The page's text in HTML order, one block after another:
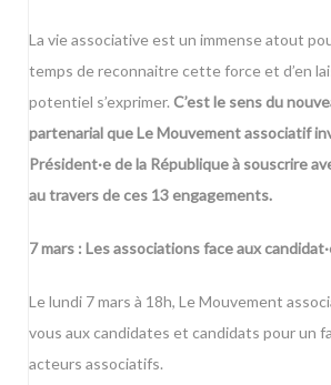
La vie associative est un immense atout
temps de reconnaitre cette force et d’en
potentiel s’exprimer. C’est le sens du
partenarial que Le Mouvement associatif
Président·e de la République à souscrire
au travers de ces 13 engagements.
7 mars : Les associations face aux candidat·
Le lundi 7 mars à 18h, Le Mouvement
vous aux candidates et candidats pour un
acteurs associatifs.